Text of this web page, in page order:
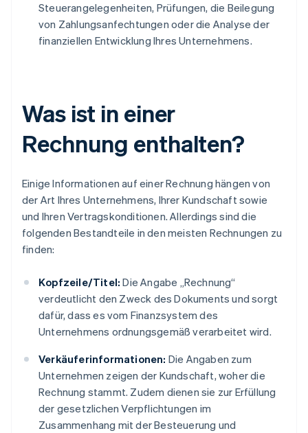
Steuerangelegenheiten, Prüfungen, die Beilegung
von Zahlungsanfechtungen oder die Analyse der
finanziellen Entwicklung Ihres Unternehmens.
Was ist in einer
Rechnung enthalten?
Einige Informationen auf einer Rechnung hängen von
der Art Ihres Unternehmens, Ihrer Kundschaft sowie
und Ihren Vertragskonditionen. Allerdings sind die
folgenden Bestandteile in den meisten Rechnungen zu
finden:
Kopfzeile/Titel: Die Angabe „Rechnung“
verdeutlicht den Zweck des Dokuments und sorgt
dafür, dass es vom Finanzsystem des
Unternehmens ordnungsgemäß verarbeitet wird.
Verkäuferinformationen: Die Angaben zum
Unternehmen zeigen der Kundschaft, woher die
Rechnung stammt. Zudem dienen sie zur Erfüllung
der gesetzlichen Verpflichtungen im
Zusammenhang mit der Besteuerung und